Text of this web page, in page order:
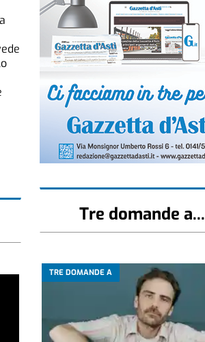
Tre domande a...
TRE DOMANDE A